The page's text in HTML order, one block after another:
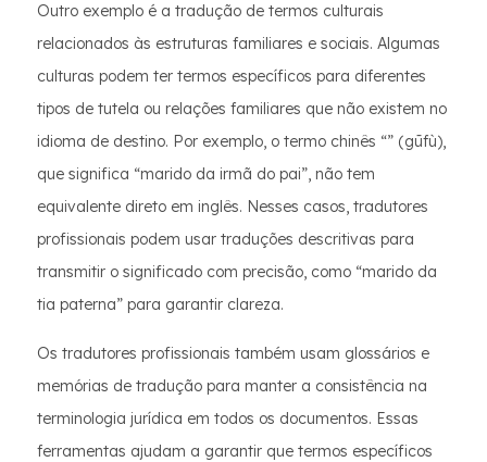
Outro exemplo é a tradução de termos culturais
relacionados às estruturas familiares e sociais. Algumas
culturas podem ter termos específicos para diferentes
tipos de tutela ou relações familiares que não existem no
idioma de destino. Por exemplo, o termo chinês “” (gūfù),
que significa “marido da irmã do pai”, não tem
equivalente direto em inglês. Nesses casos, tradutores
profissionais podem usar traduções descritivas para
transmitir o significado com precisão, como “marido da
tia paterna” para garantir clareza.
Os tradutores profissionais também usam glossários e
memórias de tradução para manter a consistência na
terminologia jurídica em todos os documentos. Essas
ferramentas ajudam a garantir que termos específicos